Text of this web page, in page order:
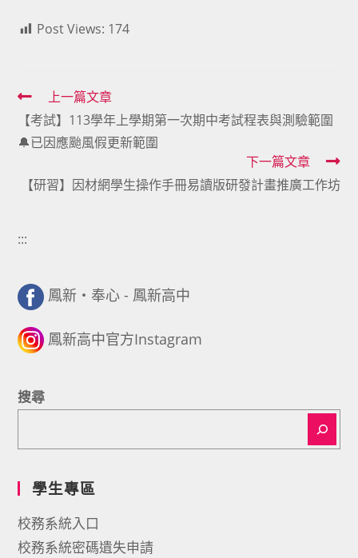
Post Views: 174
Read
more
articles
上一篇文章
【考試】113學年上學期第一次期中考試程表與測驗範圍
🔔已因應颱風假更新範圍
下一篇文章
【研習】因材網學生操作手冊易讀版研發計畫推廣工作坊
:::
鳳新・奉心 - 鳳新高中
鳳新高中官方Instagram
搜尋
學生專區
校務系統入口
校務系統密碼遺失申請